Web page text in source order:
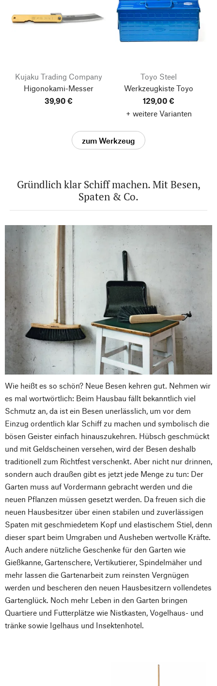
Kujaku Trading Company
Higonokami-Messer
39,90 €
Toyo Steel
Werkzeugkiste Toyo
129,00 €
+ weitere Varianten
zum Werkzeug
Gründlich klar Schiff machen. Mit Besen,
Spaten & Co.
Wie heißt es so schön? Neue Besen kehren gut. Nehmen wir
es mal wortwörtlich: Beim Hausbau fällt bekanntlich viel
Schmutz an, da ist ein Besen unerlässlich, um vor dem
Einzug ordentlich klar Schiff zu machen und symbolisch die
bösen Geister einfach hinauszukehren. Hübsch geschmückt
und mit Geldscheinen versehen, wird der Besen deshalb
traditionell zum Richtfest verschenkt. Aber nicht nur drinnen,
sondern auch draußen gibt es jetzt jede Menge zu tun: Der
Garten muss auf Vordermann gebracht werden und die
neuen Pflanzen müssen gesetzt werden. Da freuen sich die
neuen Hausbesitzer über einen stabilen und zuverlässigen
Spaten mit geschmiedetem Kopf und elastischem Stiel, denn
dieser spart beim Umgraben und Ausheben wertvolle Kräfte.
Auch andere nützliche Geschenke für den Garten wie
Gießkanne, Gartenschere, Vertikutierer, Spindelmäher und
mehr lassen die Gartenarbeit zum reinsten Vergnügen
werden und bescheren den neuen Hausbesitzern vollendetes
Gartenglück. Noch mehr Leben in den Garten bringen
Quartiere und Futterplätze wie Nistkasten, Vogelhaus- und
tränke sowie Igelhaus und Insektenhotel.